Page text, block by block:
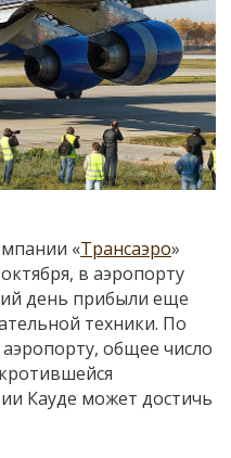
«Трансаэро»
в аэропорту
день прибыли еще
техники. По
общее число
Кауде может достичь